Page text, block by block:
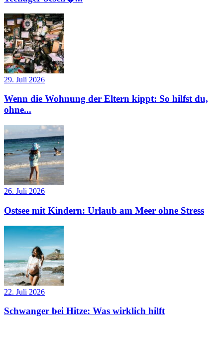
29. Juli 2026
Wenn die Wohnung der Eltern kippt: So hilfst du,
ohne...
26. Juli 2026
Ostsee mit Kindern: Urlaub am Meer ohne Stress
22. Juli 2026
Schwanger bei Hitze: Was wirklich hilft